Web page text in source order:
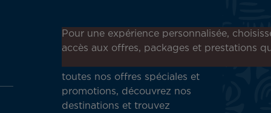
Inscrivez-vous à notre
newsletter !
toutes nos offres spéciales et
promotions, découvrez nos
destinations et trouvez
Pour une expérience personnalisée,
accès aux offres, packages et prestations